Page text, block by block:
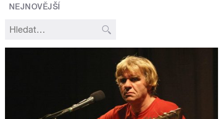
NEJNOVĚJŠÍ